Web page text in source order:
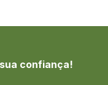
confiança!